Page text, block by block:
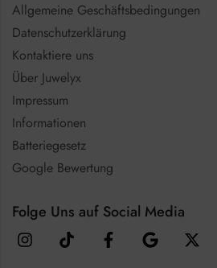
Allgemeine Geschäftsbedingungen
Datenschutzerklärung
Kontaktiere uns
Über Juwelyx
Impressum
Informationen
Batteriegesetz
Google Bewertung
Folge Uns auf Social Media